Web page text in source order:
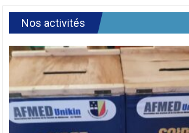
Nos activités